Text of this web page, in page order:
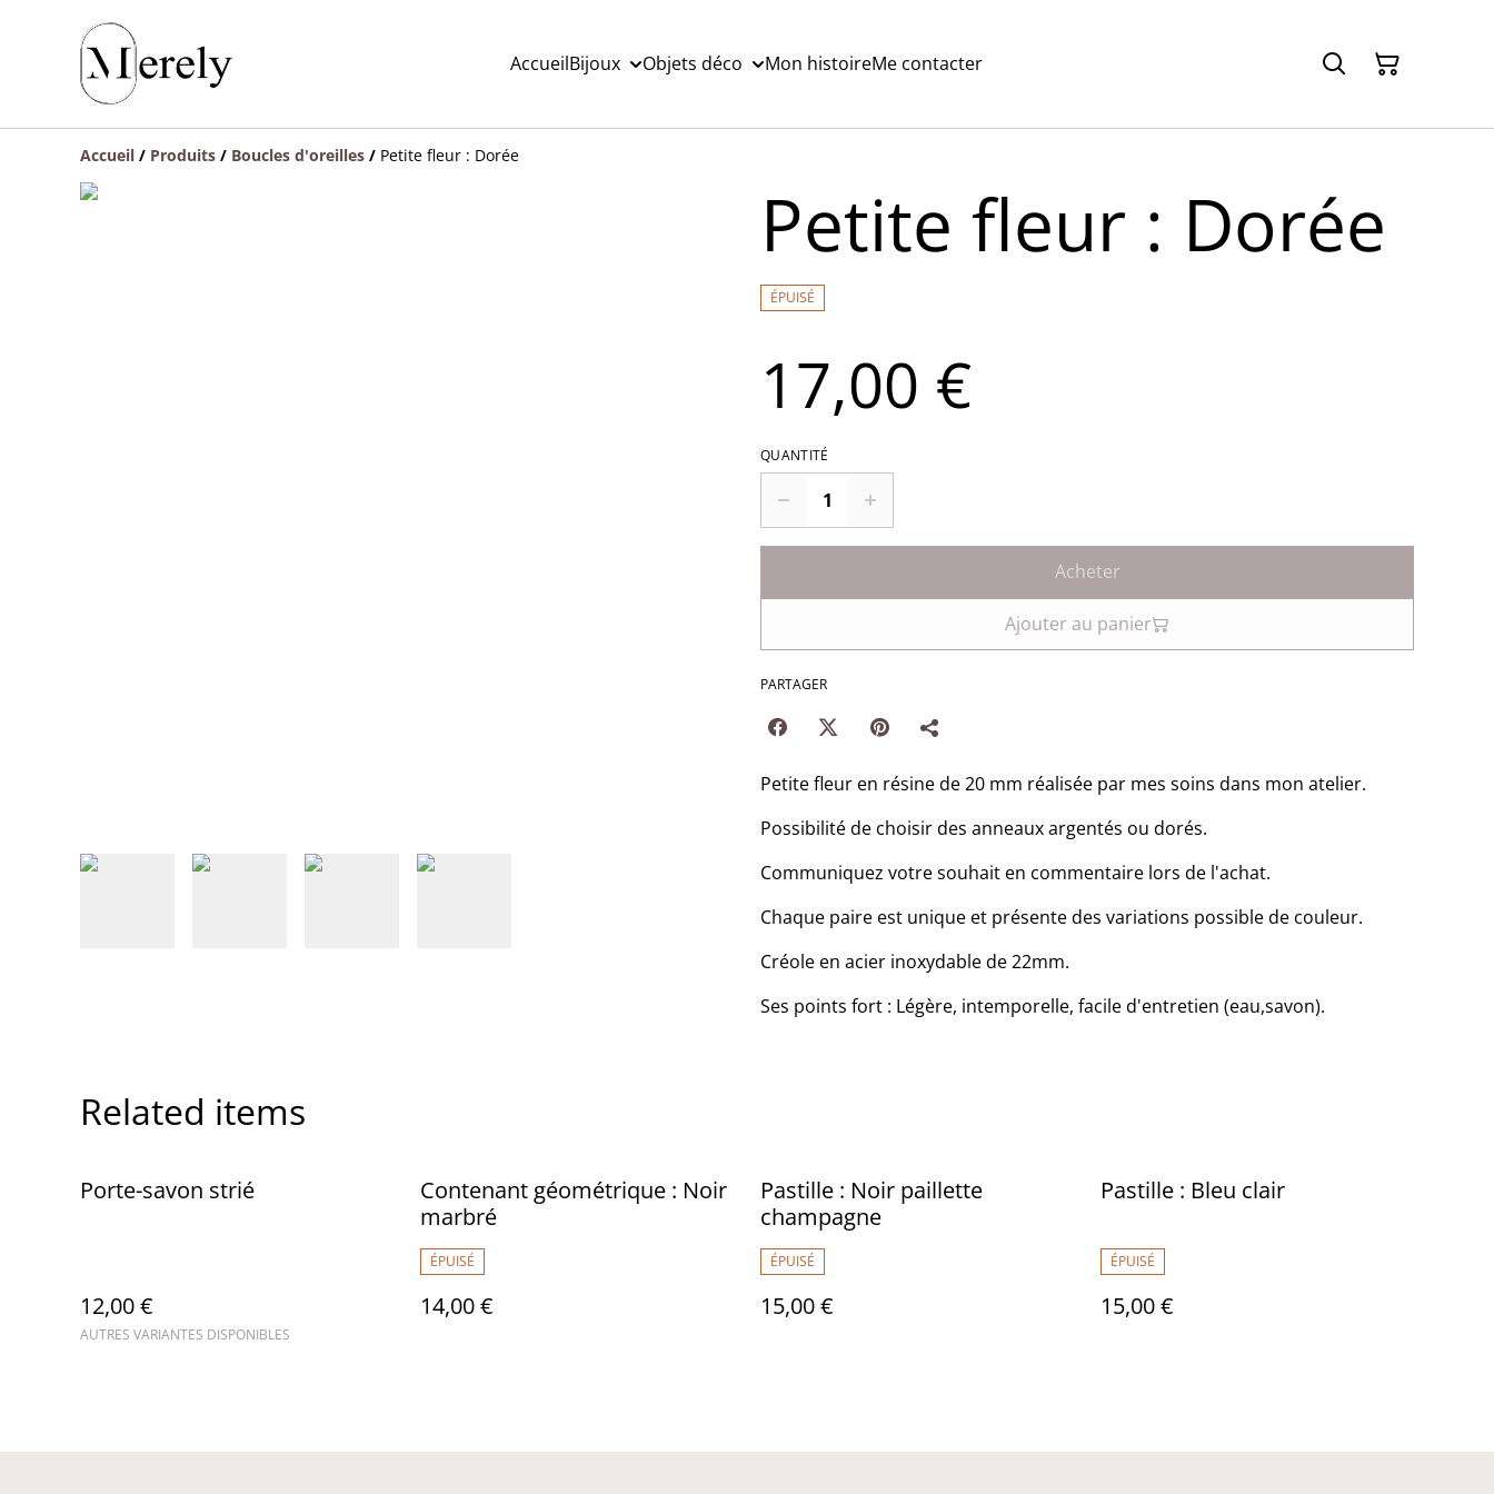
AccueilBijoux Objets déco Mon histoireMe contacter
Accueil / Produits / Boucles d'oreilles / Petite fleur : Dorée
Petite fleur : Dorée
ÉPUISÉ
17,00 €
QUANTITÉ
Acheter
Ajouter au panier
PARTAGER
Petite fleur en résine de 20 mm réalisée par mes soins dans mon atelier.
Possibilité de choisir des anneaux argentés ou dorés.
Communiquez votre souhait en commentaire lors de l'achat.
Chaque paire est unique et présente des variations possible de couleur.
Créole en acier inoxydable de 22mm.
Ses points fort : Légère, intemporelle, facile d'entretien (eau,savon).
Related items
Porte-savon strié
12,00 €
AUTRES VARIANTES DISPONIBLES
Contenant géométrique : Noir
marbré
ÉPUISÉ
14,00 €
Pastille : Noir paillette
champagne
ÉPUISÉ
15,00 €
Pastille : Bleu clair
ÉPUISÉ
15,00 €